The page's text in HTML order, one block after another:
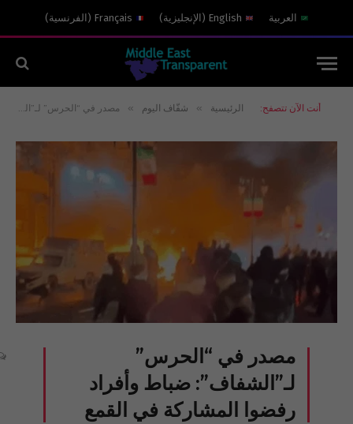
العربية English
( الإنجليزية)
Français
( الفرنسية)
أنت الآن تتصفح: الرئيسية » شفّاف اليوم » مصدر في “الحرس” لـ”الشفاف”: ضباط وأفراد رفضوا المشاركة في القمع
مصدر في “الحرس”
لـ”الشفاف”: ضباط وأفراد
رفضوا المشاركة في القمع